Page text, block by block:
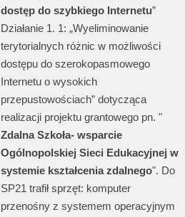
dostęp do szybkiego Internetu”
Działanie 1. 1: „Wyeliminowanie
terytorialnych różnic w możliwości
dostępu do szerokopasmowego
Internetu o wysokich
przepustowościach” dotycząca
realizacji projektu grantowego pn. "
Zdalna Szkoła- wsparcie
Ogólnopolskiej Sieci Edukacyjnej w
systemie kształcenia zdalnego". Do
SP21 trafił sprzęt: komputer
przenośny z systemem operacyjnym